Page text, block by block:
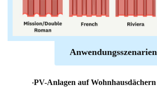
Anwendungsszenarien
·PV-Anlagen auf Wohnhausdächern